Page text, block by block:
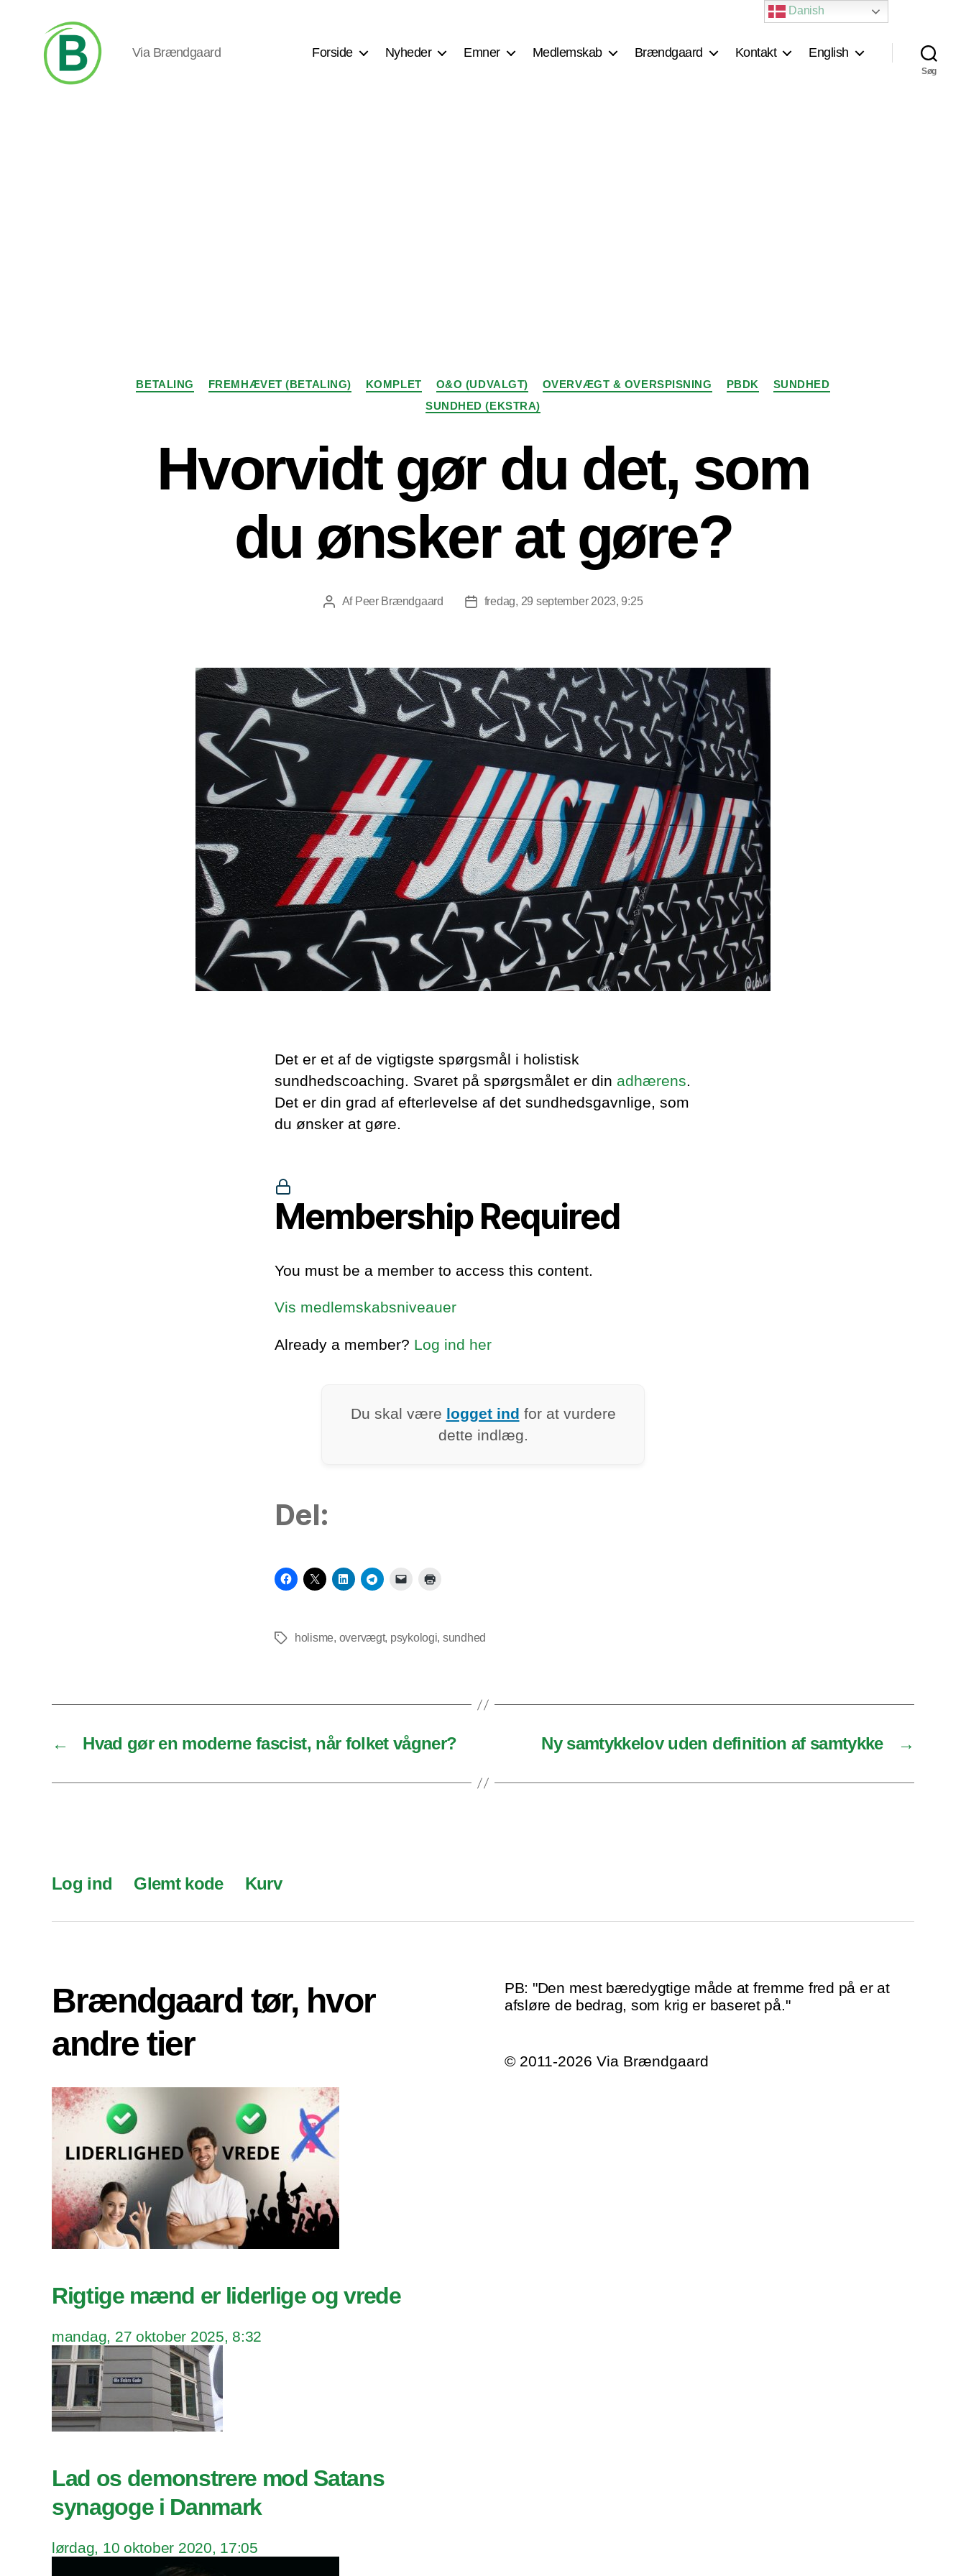
Via Brændgaard Forside Nyheder Emner Medlemskab Brændgaard Kontakt English
Søg
Kategorier
BETALING FREMHÆVET (BETALING) KOMPLET O&O (UDVALGT) OVERVÆGT & OVERSPISNING PBDK
SUNDHED
SUNDHED (EKSTRA)
Hvorvidt gør du det, som
du ønsker at gøre?
Indlægsforfatter
Af Peer Brændgaard Indlægsdato
fredag, 29 september 2023, 9:25
Det er et af de vigtigste spørgsmål i holistisk
sundhedscoaching. Svaret på spørgsmålet er din adhærens.
Det er din grad af efterlevelse af det sundhedsgavnlige, som
du ønsker at gøre.
Membership Required
You must be a member to access this content.
Vis medlemskabsniveauer
Already a member? Log ind her
Du skal være logget ind for at vurdere
dette indlæg.
Del:
Tagsholisme, overvægt, psykologi, sundhed
← Hvad gør en moderne fascist, når folket vågner? →
Ny samtykkelov uden definition af samtykke
Log ind Glemt kode Kurv
Brændgaard tør, hvor
andre tier
Rigtige mænd er liderlige og vrede
mandag, 27 oktober 2025, 8:32
Lad os demonstrere mod Satans
synagoge i Danmark
lørdag, 10 oktober 2020, 17:05
PB: "Den mest bæredygtige måde at fremme fred på er at
afsløre de bedrag, som krig er baseret på."
© 2011-2026 Via Brændgaard
Danish